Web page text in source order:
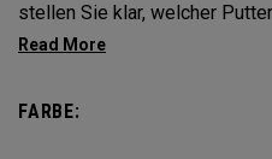
stellen Sie klar, welcher
Ihren flachen Schläger mit
FARBE: